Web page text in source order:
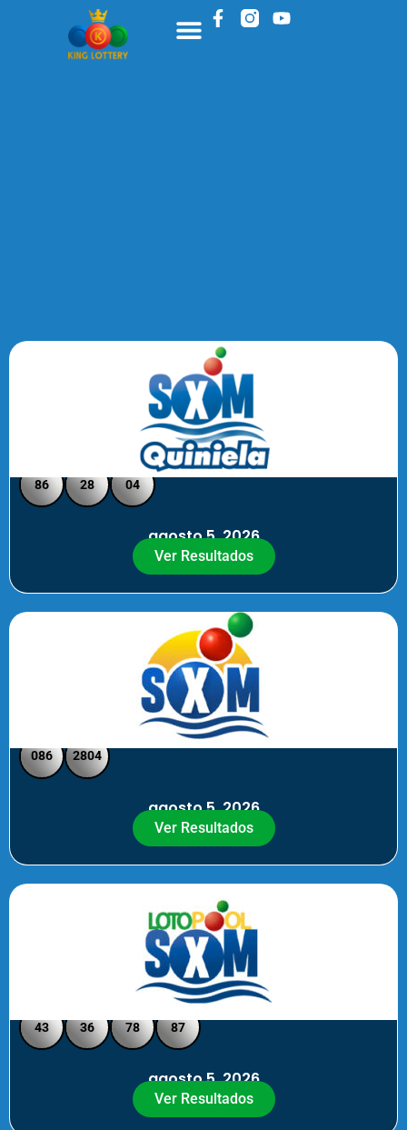
Quiniela SXM - Medio Día
86 28 04
agosto 5, 2026
Ver Resultados
SXM Medio día - Pick 3 Pick 4
086 2804
agosto 5, 2026
Ver Resultados
Loto Pool SXM - Medio Día
43 36 78 87
agosto 5, 2026
Ver Resultados